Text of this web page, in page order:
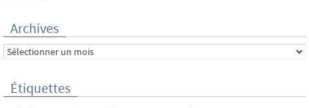
Archives
Archives
Étiquettes